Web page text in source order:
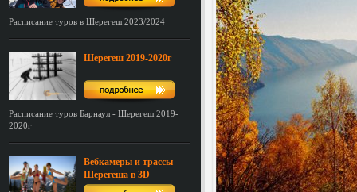
Расписание туров в Шерегеш 2023/2024
Шерегеш 2019-2020г
Расписание туров Барнаул - Шерегеш 2019-
2020г
Вебкамеры и трассы
Шерегеша в 3D